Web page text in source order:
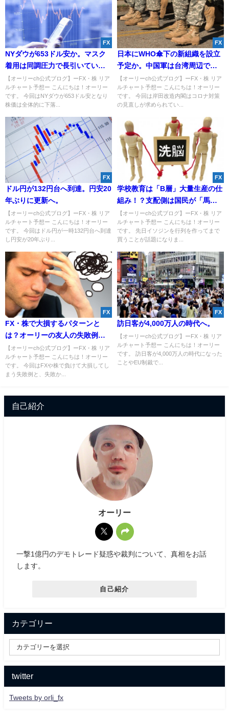
FX
NYダウが653ドル安か。マスク
着用は同調圧力で長引いてい
る？
【オーリーch公式ブログ】ーFX・株 リア
ルチャート予想ー こんにちは！オーリー
です。 今回はNYダウが653ドル安となり
株価は全体的に下落...
FX
日本にWHO傘下の新組織を設立
予定か。中国軍は台湾周辺で実
施していた軍事演習を完了へ。
【オーリーch公式ブログ】ーFX・株 リア
ルチャート予想ー こんにちは！オーリー
です。 今回は岸田改造内閣はコロナ対策
の見直しが求められてい...
FX
ドル円が132円台へ到達。円安20
年ぶりに更新へ。
【オーリーch公式ブログ】ーFX・株 リア
ルチャート予想ー こんにちは！オーリー
です。 今回はドル円が一時132円台へ到達
し円安が20年ぶり...
FX
学校教育は「B層」大量生産の仕
組み！？支配側は国民が「馬
鹿」になることを望んでい
る！？
【オーリーch公式ブログ】ーFX・株 リア
ルチャート予想ー こんにちは！オーリー
です。 先日イソジンを行列を作ってまで
買うことが話題になりま...
FX
FX・株で大損するパターンと
は？オーリーの友人の失敗例を
解説します！【初心者必見】
【オーリーch公式ブログ】ーFX・株 リア
ルチャート予想ー こんにちは！オーリー
です。 今回はFXや株で負けて大損してし
まう失敗例と、失敗か...
FX
訪日客が4,000万人の時代へ。
【オーリーch公式ブログ】ーFX・株 リア
ルチャート予想ー こんにちは！オーリー
です。 訪日客が4,000万人の時代になった
ことやEU制裁で...
自己紹介
オーリー
一撃1億円のデモトレード疑惑や裁判について、真相をお話
します。
自己紹介
カテゴリー
twitter
Tweets by orli_fx